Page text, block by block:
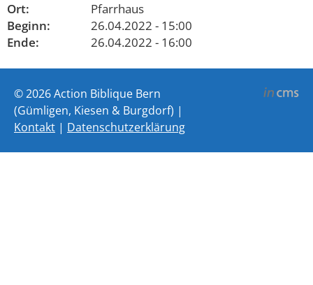
Ort:
Pfarrhaus
Beginn:
26.04.2022 - 15:00
Ende:
26.04.2022 - 16:00
© 2026 Action Biblique Bern
(Gümligen, Kiesen & Burgdorf) |
Kontakt | Datenschutzerklärung